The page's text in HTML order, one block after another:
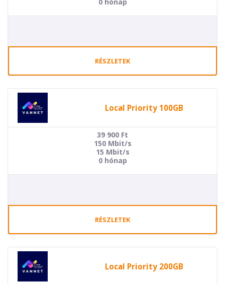
RÉSZLETEK
Local Priority 100GB
39 900 Ft
150 Mbit/s
15 Mbit/s
0 hónap
RÉSZLETEK
Local Priority 200GB